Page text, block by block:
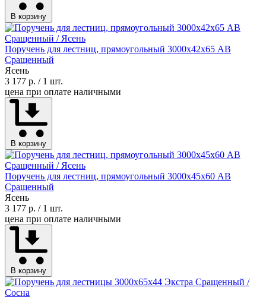
В корзину
Поручень для лестниц, прямоугольный 3000х42х65 АВ
Сращенный
Ясень
3 177 р. / 1 шт.
цена при оплате наличными
В корзину
Поручень для лестниц, прямоугольный 3000х45х60 АВ
Сращенный
Ясень
3 177 р. / 1 шт.
цена при оплате наличными
В корзину